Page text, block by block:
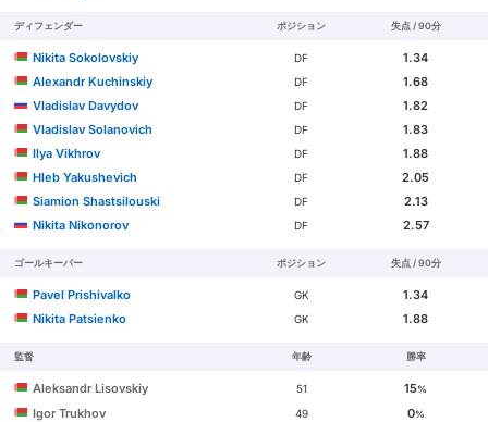
ディフェンダー ポジション 失点 / 90分
Nikita Sokolovskiy DF
1.34
Alexandr Kuchinskiy
DF
1.68
Vladislav Davydov
DF
1.82
Vladislav Solanovich
DF
1.83
Ilya Vikhrov
DF
1.88
Hleb Yakushevich
DF
2.05
Siamion Shastsilouski
DF
2.13
Nikita Nikonorov
DF 2.57
ゴールキーパー ポジション 失点 / 90分
Pavel Prishivalko GK
1.34
Nikita Patsienko
GK 1.88
監督 年齢 勝率
Aleksandr Lisovskiy 51 15%
Igor Trukhov 49 0%